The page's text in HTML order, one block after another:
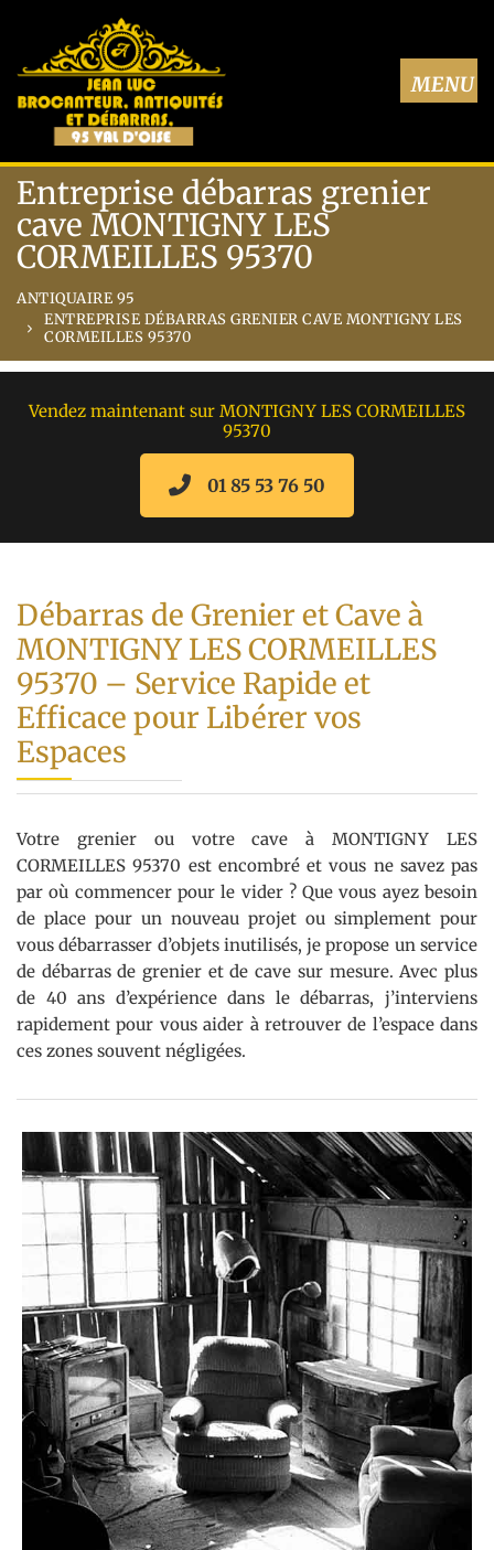
Entreprise débarras grenier
cave MONTIGNY LES
CORMEILLES 95370
ANTIQUAIRE 95
ENTREPRISE DÉBARRAS GRENIER CAVE MONTIGNY LES
CORMEILLES 95370
Vendez maintenant sur MONTIGNY LES CORMEILLES
95370
01 85 53 76 50
Débarras de Grenier et Cave à
MONTIGNY LES CORMEILLES
95370 – Service Rapide et
Efficace pour Libérer vos
Espaces
Votre grenier ou votre cave à MONTIGNY LES
CORMEILLES 95370 est encombré et vous ne savez pas
par où commencer pour le vider ? Que vous ayez besoin
de place pour un nouveau projet ou simplement pour
vous débarrasser d’objets inutilisés, je propose un service
de débarras de grenier et de cave sur mesure. Avec plus
de 40 ans d’expérience dans le débarras, j’interviens
rapidement pour vous aider à retrouver de l’espace dans
ces zones souvent négligées.